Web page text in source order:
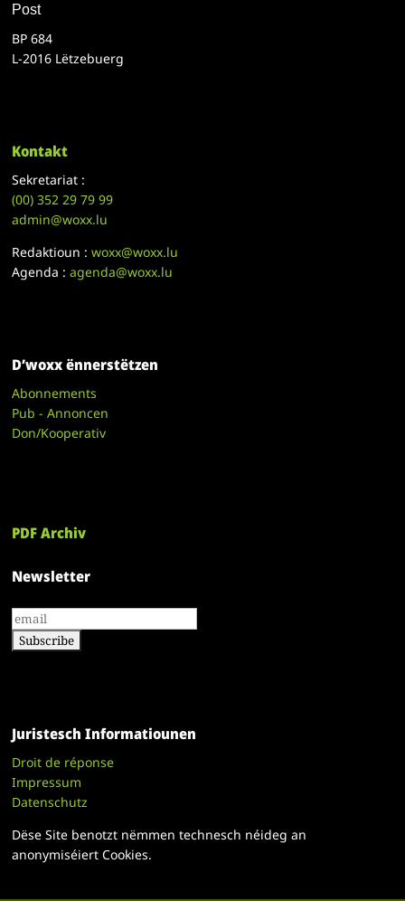
Post
BP 684
L-2016 Lëtzebuerg
Kontakt
Sekretariat :
(00)352 29 79 99
admin@woxx.lu
Redaktioun :woxx@woxx.lu
Agenda :agenda@woxx.lu
D’woxx ënnerstëtzen
Abonnements
Pub - Annoncen
Don/Kooperativ
PDF Archiv
Newsletter
Juristesch Informatiounen
Droit de réponse
Impressum
Datenschutz
Dëse Site benotzt nëmmen technesch néideg an
anonymiséiert Cookies.